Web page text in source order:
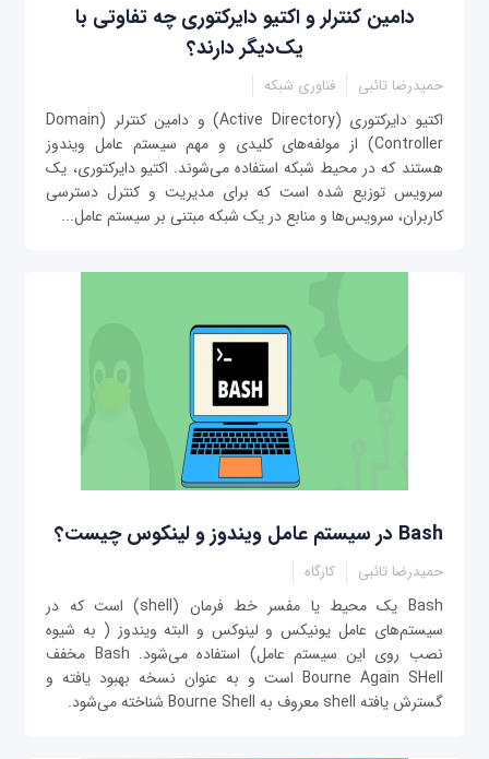
دامین کنترلر و اکتیو دایرکتوری چه تفاوتی با
یک‌دیگر دارند؟
حمیدرضا تائبی فناوری شبکه
اکتیو دایرکتوری (Active Directory) و دامین کنترلر (Domain
Controller) از مولفه‌های کلیدی و مهم سیستم عامل ویندوز
هستند که در محیط شبکه استفاده می‌شوند. اکتیو دایرکتوری، یک
سرویس توزیع شده است که برای مدیریت و کنترل دسترسی
کاربران، سرویس‌ها و منابع در یک شبکه مبتنی بر سیستم عامل...
Bash در سیستم عامل ویندوز و لینکوس چیست؟
حمیدرضا تائبی کارگاه
Bash یک محیط یا مفسر خط فرمان (shell) است که در
سیستم‌های عامل یونیکس و لینوکس و البته ویندوز ( به شیوه
نصب روی این سیستم عامل) استفاده می‌شود. Bash مخفف
Bourne Again SHell است و به عنوان نسخه بهبود یافته و
گسترش یافته shell معروف به Bourne Shell شناخته می‌شود.